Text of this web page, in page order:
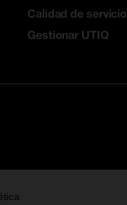
Calidad de servicio
Gestionar UTIQ